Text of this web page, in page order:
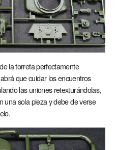
la torreta perfectamente
que cuidar los encuentros
las uniones retexturándolas,
una sola pieza y debe de verse